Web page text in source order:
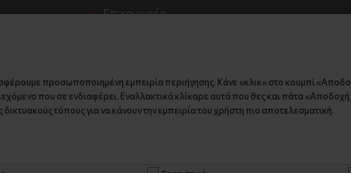
Επικοινωνία
προσωποποιημένη εμπειρία περιήγησης. Κάνε «κλικ» στο κουμπί
που σε ενδιαφέρει. Εναλλακτικά κλίκαρε αυτά που θες και πάτα
τόπους για να κάνουν την εμπειρία του χρήστη πιο αποτελεσματική.